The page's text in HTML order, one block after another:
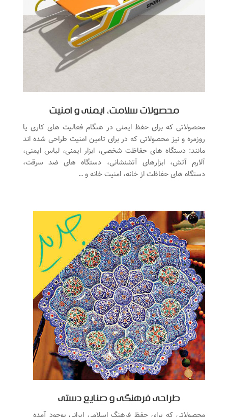
محصولات سلامت، ایمنی و امنیت
محصولاتی که برای حفظ ایمنی در هنگام فعالیت های کاری یا
روزمره و نیز محصولاتی که در برای تامین امنیت طراحی شده اند
مانند: دستگاه های حفاظت شخصی، ابزار ایمنی، لباس ایمنی،
آلارم آتش، ابزارهای آتشنشانی، دستگاه های ضد سرقت،
دستگاه های حفاظت از خانه، امنیت خانه و …
طراحی فرهنگی و صنایع دستی